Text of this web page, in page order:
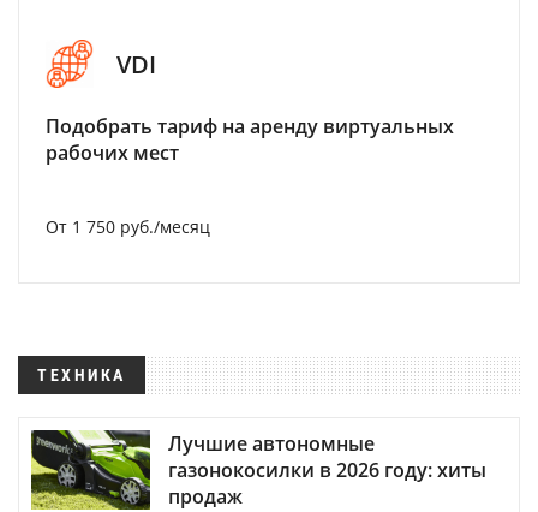
VDI
Подобрать тариф на аренду виртуальных
рабочих мест
От 1 750 руб./месяц
ТЕХНИКА
Лучшие автономные
газонокосилки в 2026 году: хиты
продаж